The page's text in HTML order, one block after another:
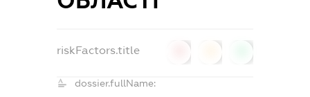
riskFactors.title
dossier.fullName: